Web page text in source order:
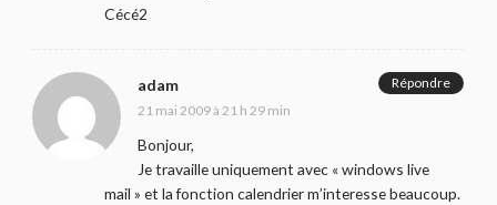
Cécé2
adam
21 mai 2009 à 21 h 29 min
Bonjour,
Je travaille uniquement avec « windows live
mail » et la fonction calendrier m’interesse beaucoup.
Répondre